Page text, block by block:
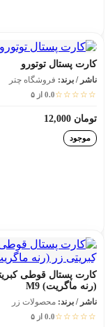
کارت پستال توتورو
ناشر / برند: فروشگاه چتر
☆☆☆☆☆0.0 از ۵
تومان 12,000
موجود
کارت پستال قوطی
(رنه ماگریت) M9
ناشر / برند: محصولات زر
☆☆☆☆☆0.0 از ۵